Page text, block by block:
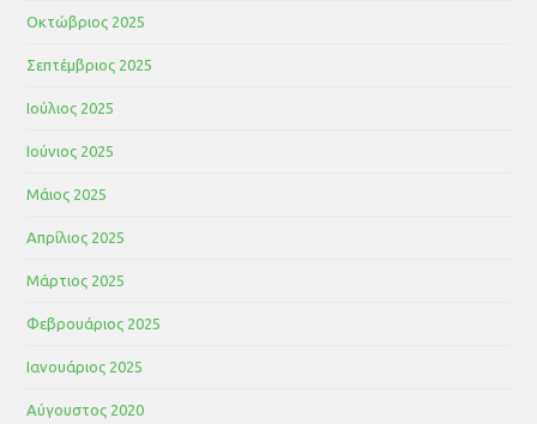
Οκτώβριος 2025
Σεπτέμβριος 2025
Ιούλιος 2025
Ιούνιος 2025
Μάιος 2025
Απρίλιος 2025
Μάρτιος 2025
Φεβρουάριος 2025
Ιανουάριος 2025
Αύγουστος 2020